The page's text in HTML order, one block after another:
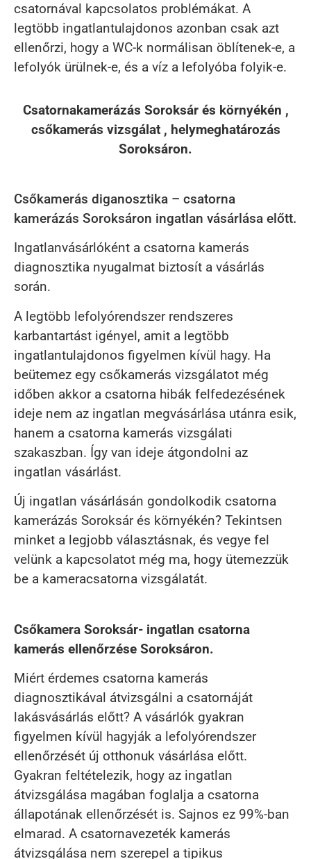
csatornával kapcsolatos problémákat. A
legtöbb ingatlantulajdonos azonban csak azt
ellenőrzi, hogy a WC-k normálisan öblítenek-e, a
lefolyók ürülnek-e, és a víz a lefolyóba folyik-e.
Csatornakamerázás Soroksár és környékén ,
csőkamerás vizsgálat , helymeghatározás
Soroksáron.
Csőkamerás diganosztika – csatorna
kamerázás Soroksáron ingatlan vásárlása előtt.
Ingatlanvásárlóként a csatorna kamerás
diagnosztika nyugalmat biztosít a vásárlás
során.
A legtöbb lefolyórendszer rendszeres
karbantartást igényel, amit a legtöbb
ingatlantulajdonos figyelmen kívül hagy. Ha
beütemez egy csőkamerás vizsgálatot még
időben akkor a csatorna hibák felfedezésének
ideje nem az ingatlan megvásárlása utánra esik,
hanem a csatorna kamerás vizsgálati
szakaszban. Így van ideje átgondolni az
ingatlan vásárlást.
Új ingatlan vásárlásán gondolkodik csatorna
kamerázás Soroksár és környékén? Tekintsen
minket a legjobb választásnak, és vegye fel
velünk a kapcsolatot még ma, hogy ütemezzük
be a kameracsatorna vizsgálatát.
Csőkamera Soroksár- ingatlan csatorna
kamerás ellenőrzése Soroksáron.
Miért érdemes csatorna kamerás
diagnosztikával átvizsgálni a csatornáját
lakásvásárlás előtt? A vásárlók gyakran
figyelmen kívül hagyják a lefolyórendszer
ellenőrzését új otthonuk vásárlása előtt.
Gyakran feltételezik, hogy az ingatlan
átvizsgálása magában foglalja a csatorna
állapotának ellenőrzését is. Sajnos ez 99%-ban
elmarad. A csatornavezeték kamerás
átvizsgálása nem szerepel a tipikus